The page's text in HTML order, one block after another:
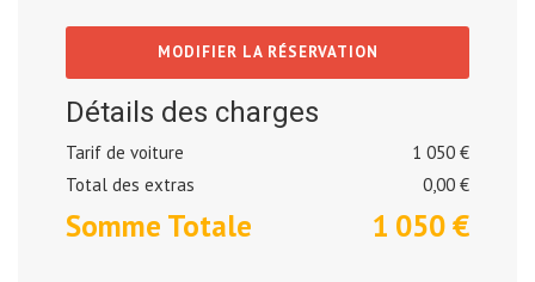
MODIFIER LA RÉSERVATION
Détails des charges
Tarif de voiture
1 050 €
Total des extras
0,00 €
Somme Totale 1 050€